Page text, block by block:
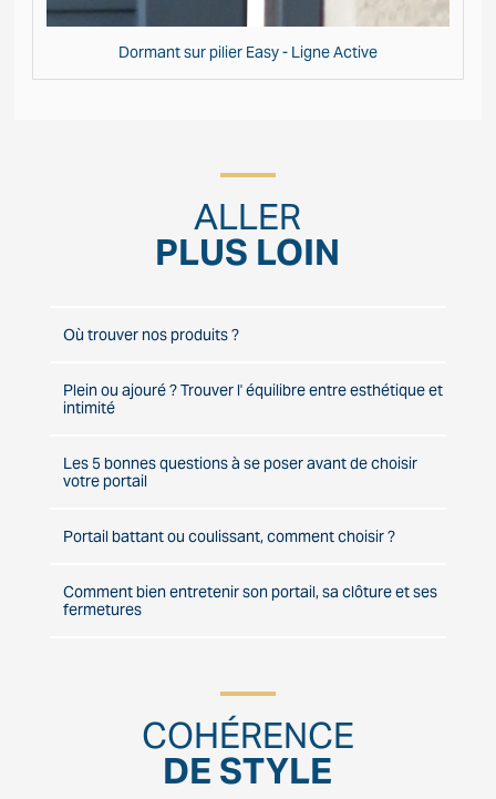
Dormant sur pilier Easy - Ligne Active
ALLER
PLUS LOIN
Où trouver nos produits ?
Plein ou ajouré ? Trouver l' équilibre entre esthétique et
intimité
Les 5 bonnes questions à se poser avant de choisir
votre portail
Portail battant ou coulissant, comment choisir ?
Comment bien entretenir son portail, sa clôture et ses
fermetures
COHÉRENCE
DE STYLE